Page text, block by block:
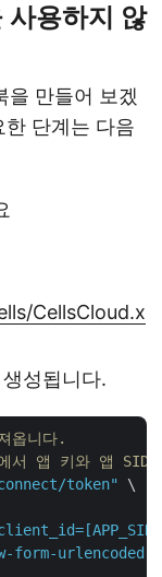
용하지 않
을 만들어 보겠
단계는 다음
CellsCloud.x
성됩니다.
옵니다.
앱 키와 앱 SID를
token"
\
form-urlencoded"